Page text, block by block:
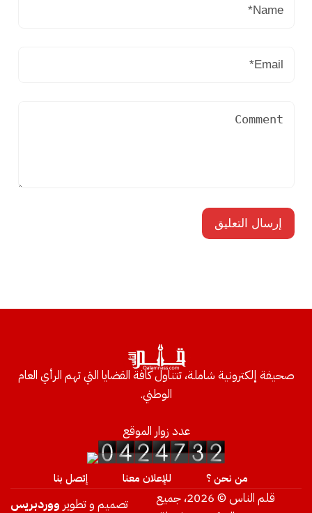
صحيفة إلكترونية شاملة، تتناول كافة القضايا التي تهم الرأي العام
الوطني.
عدد زوار الموقع
من نحن ؟ للإعلان معنا إتصل بنا
قلم الناس © 2026، جميع
تصميم و تطوير ووردبريس